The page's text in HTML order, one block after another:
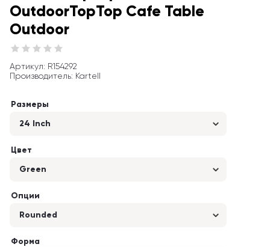
OutdoorTopTop Cafe Table
Outdoor
Артикул: R154292
Производитель: Kartell
Размеры
24 Inch
Цвет
Green
Опции
Rounded
Форма